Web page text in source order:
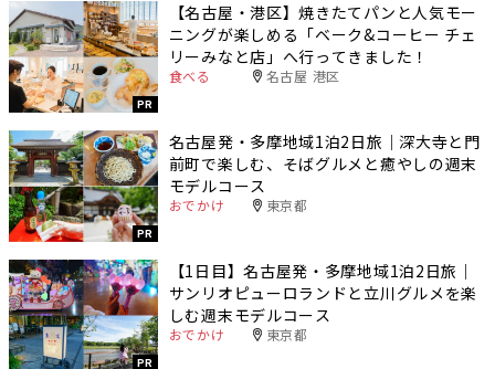
PR
【名古屋・港区】焼きたてパンと人気モー
ニングが楽しめる「ベーク&コーヒー チェ
リーみなと店」へ行ってきました！
食べる 名古屋 港区
PR
名古屋発・多摩地域1泊2日旅｜深大寺と門
前町で楽しむ、そばグルメと癒やしの週末
モデルコース
おでかけ 東京都
PR
【1日目】名古屋発・多摩地域1泊2日旅｜
サンリオピューロランドと立川グルメを楽
しむ週末モデルコース
おでかけ 東京都